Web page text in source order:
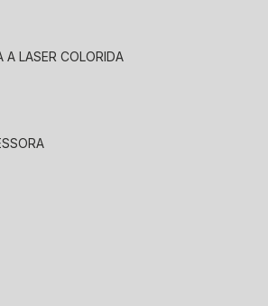
A LASER COLORIDA